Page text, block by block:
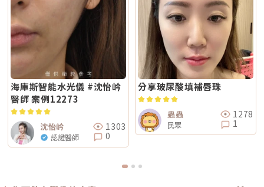
海庫斯智能水光儀 #沈怡岒
醫師 案例12273
沈怡岒
認證醫師
1303
0
分享玻尿酸填補唇珠
蟲蟲
民眾
1278
1